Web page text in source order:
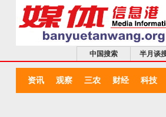
中国搜索 半月谈
资讯 观察 三农 财经 科技